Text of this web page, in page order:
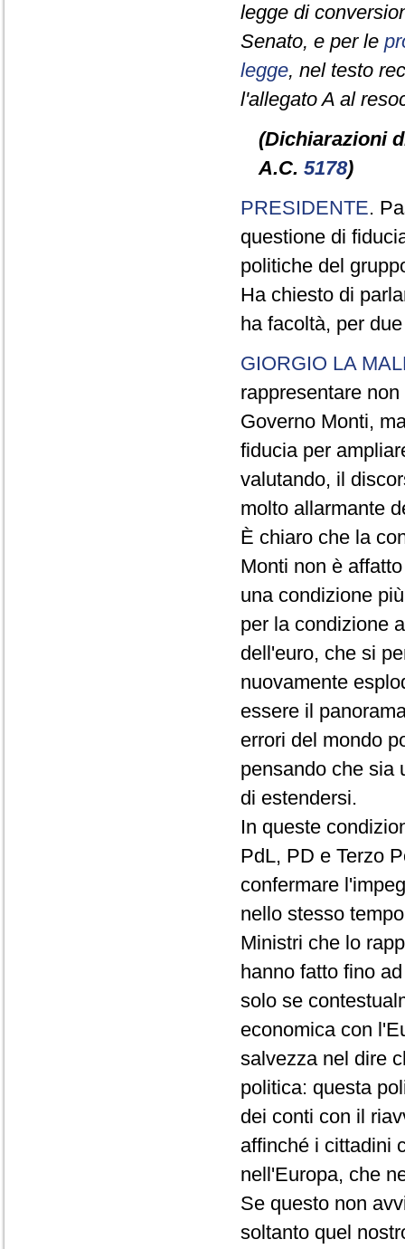
legge di
Senato, e per le
legge, nel testo
l'allegato A al
(Dichiarazioni
A.C. 5178)
PRESIDENTE.
questione di
politiche del
Ha chiesto di
ha facoltà, per
GIORGIO LA
rappresentare
Governo Monti,
fiducia per
valutando, il
molto allarmante
È chiaro che la
Monti non è
una condizione
per la condizione
dell'euro, che si
nuovamente
essere il
errori del mondo
pensando che sia
di estendersi.
In queste
PdL, PD e Terzo
confermare
nello stesso
Ministri che lo
hanno fatto fino
solo se
economica con
salvezza nel dire
politica: questa
dei conti con il
affinché i cittadini
nell'Europa, che
Se questo non
soltanto quel